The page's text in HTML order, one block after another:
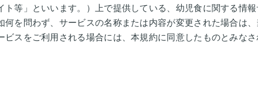
等」といいます。）上で提供している、幼児食に関する情
を問わず、サービスの名称または内容が変更された場合は
スをご利用される場合には、本規約に同意したものとみなさ